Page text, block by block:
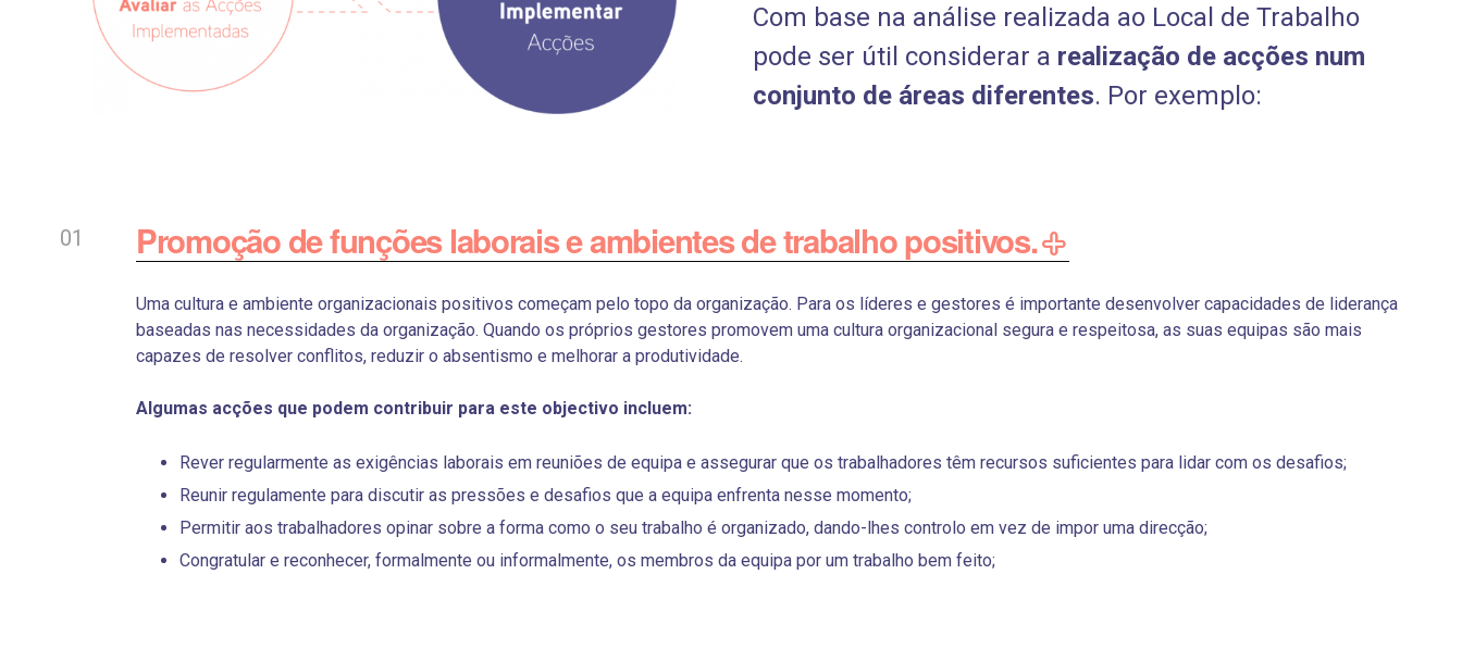
Com base na análise realizada ao Local de Trabalho
pode ser útil considerar a realização de acções num
conjunto de áreas diferentes. Por exemplo:
Promoção de funções laborais e ambientes de trabalho positivos.
Uma cultura e ambiente organizacionais positivos começam pelo topo da organização. Para os líderes e gestores é importante desenvolver capacidades de liderança
baseadas nas necessidades da organização. Quando os próprios gestores promovem uma cultura organizacional segura e respeitosa, as suas equipas são mais
capazes de resolver conflitos, reduzir o absentismo e melhorar a produtividade.
Algumas acções que podem contribuir para este objectivo incluem:
Rever regularmente as exigências laborais em reuniões de equipa e assegurar que os trabalhadores têm recursos suficientes para lidar com os desafios;
Reunir regulamente para discutir as pressões e desafios que a equipa enfrenta nesse momento;
Permitir aos trabalhadores opinar sobre a forma como o seu trabalho é organizado, dando-lhes controlo em vez de impor uma direcção;
Congratular e reconhecer, formalmente ou informalmente, os membros da equipa por um trabalho bem feito;